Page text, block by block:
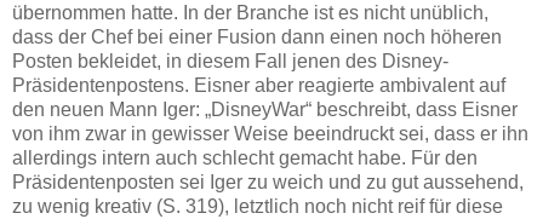
übernommen hatte. In der Branche ist es nicht unüblich,
dass der Chef bei einer Fusion dann einen noch höheren
Posten bekleidet, in diesem Fall jenen des Disney-
Präsidentenpostens. Eisner aber reagierte ambivalent auf
den neuen Mann Iger: „DisneyWar“ beschreibt, dass Eisner
von ihm zwar in gewisser Weise beeindruckt sei, dass er ihn
allerdings intern auch schlecht gemacht habe. Für den
Präsidentenposten sei Iger zu weich und zu gut aussehend,
zu wenig kreativ (S. 319), letztlich noch nicht reif für diese